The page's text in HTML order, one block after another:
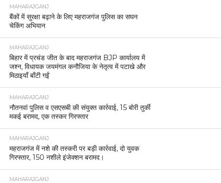
MAHARAJGANJ
बैंकों में सुरक्षा बढ़ाने के लिए महराजगंज पुलिस का सघन
चेकिंग अभियान
MAHARAJGANJ
बिहार में प्रचंड जीत के बाद महराजगंज BJP कार्यालय में
जश्न, विधायक जयमंगल कनौजिया के नेतृत्व में पटाखे और
मिठाइयाँ बाँटी गईं
MAHARAJGANJ
नौतनवां पुलिस व एसएसबी की संयुक्त कार्रवाई, 15 बोरी तुर्की
मकई बरामद, एक तस्कर गिरफ्तार
MAHARAJGANJ
महराजगंज में नशे की तस्करी पर बड़ी कार्रवाई, दो युवक
गिरफ्तार, 150 नशीले इंजेक्शन बरामद।
MAHARAJGANJ